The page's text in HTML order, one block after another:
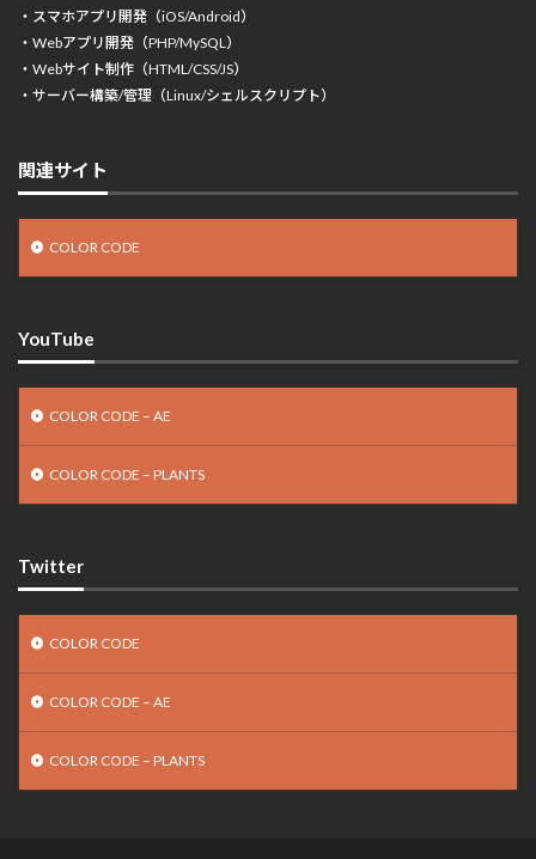
・スマホアプリ開発（iOS/Android）
・Webアプリ開発（PHP/MySQL）
・Webサイト制作（HTML/CSS/JS）
・サーバー構築/管理（Linux/シェルスクリプト）
関連サイト
COLOR CODE
YouTube
COLOR CODE – AE
COLOR CODE – PLANTS
Twitter
COLOR CODE
COLOR CODE – AE
COLOR CODE – PLANTS